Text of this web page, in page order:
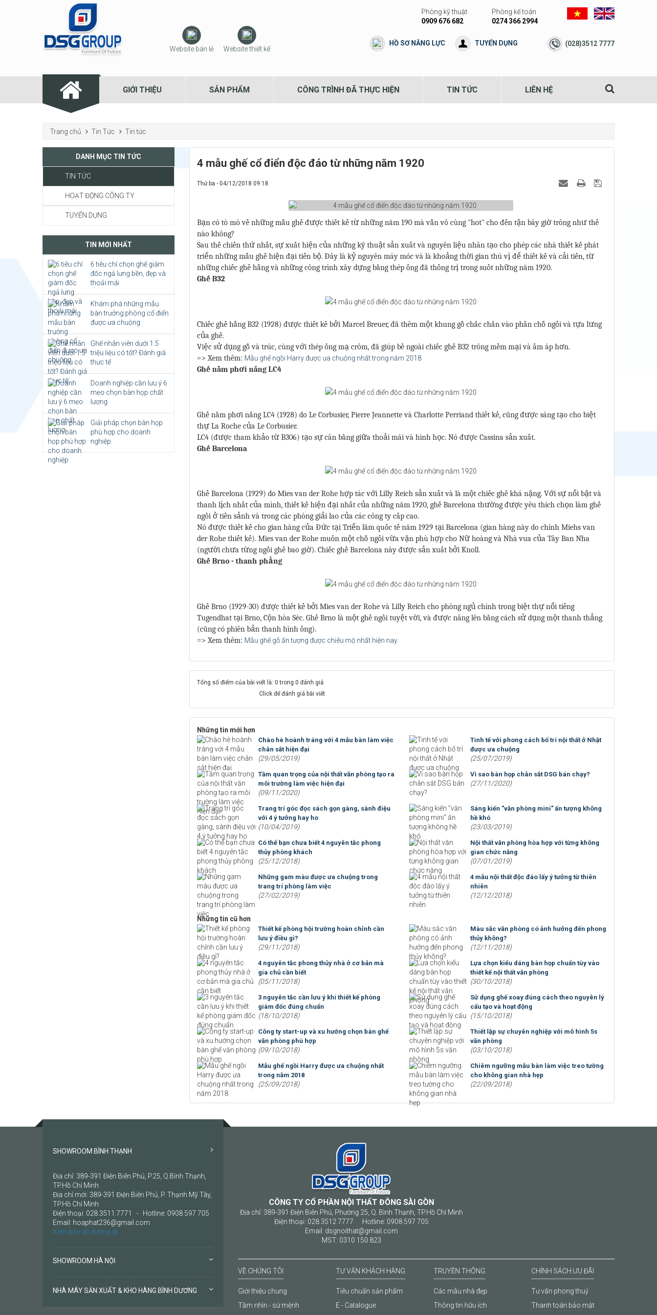
Phòng kỹ thuật
0909 676 682
Phòng kế toán
0274 366 2994
(028)3512 7777
HỒ SƠ NĂNG LỰC TUYỂN DỤNG
Website bán lẻ Website thiết kế
GIỚI THIỆU SẢN PHẨM CÔNG TRÌNH ĐÃ THỰC HIỆN TIN TỨC LIÊN HỆ
Trang chủ Tin Tức Tin tức
4 mẫu ghế cổ điển độc đáo từ những năm 1920
Thứ ba - 04/12/2018 09:18
Bạn có tò mò về những mẫu ghế được thiết kế từ những năm 190 mà vẫn vô cùng "hot" cho đến tận bây giờ trông như thế
nào không?
Sau thế chiến thứ nhất, sự xuất hiện của những kỹ thuật sản xuất và nguyên liệu nhân tạo cho phép các nhà thiết kế phát
triển những mẫu ghế hiện đại tiến bộ. Đây là kỷ nguyên máy móc và là khoảng thời gian thú vị để thiết kế và cải tiến, từ
những chiếc ghế hẫng và những công trình xây dựng bằng thép ống đã thống trị trong suốt những năm 1920.
Ghế B32
Chiếc ghế hẫng B32 (1928) được thiết kế bởi Marcel Breuer, đã thêm một khung gỗ chắc chắn vào phần chỗ ngồi và tựa lưng
của ghế.
Việc sử dụng gỗ và trúc, cùng với thép ống mạ crôm, đã giúp bề ngoài chiếc ghế B32 trông mềm mại và ấm áp hơn.
=> Xem thêm: Mẫu ghế ngồi Harry được ưa chuộng nhất trong năm 2018
Ghế nằm phơi nắng LC4
Ghế nằm phơi nắng LC4 (1928) do Le Corbusier, Pierre Jeannette và Charlotte Perriand thiết kế, cũng được sáng tạo cho biệt
thự La Roche của Le Corbusier.
LC4 (được tham khảo từ B306) tạo sự cân bằng giữa thoải mái và hình học. Nó được Cassina sản xuất.
Ghế Barcelona
Ghế Barcelona (1929) do Mies van der Rohe hợp tác với Lilly Reich sản xuất và là một chiếc ghế khá nặng. Với sự nổi bật và
thanh lịch nhất của mình, thiết kế hiện đại nhất của những năm 1920, ghế Barcelona thường được yêu thích chọn làm ghế
ngồi ở tiền sảnh và trong các phòng giải lao của các công ty cấp cao.
Nó được thiết kế cho gian hàng của Đức tại Triển lãm quốc tế năm 1929 tại Barcelona (gian hàng này do chính Miehs van
der Rohe thiết kế). Mies van der Rohe muốn một chỗ ngồi vừa vặn phù hợp cho Nữ hoàng và Nhà vua của Tây Ban Nha
(người chưa từng ngồi ghế bao giờ). Chiếc ghế Barcelona này được sản xuất bởi Knoll.
Ghế Brno - thanh phẳng
Ghế Brno (1929-30) được thiết kế bởi Mies van der Rohe và Lilly Reich cho phòng ngủ chính trong biệt thự nổi tiếng
Tugendhat tại Brno, Cộn hòa Séc. Ghế Brno là một ghế ngồi tuyệt vời, và được nâng lên bằng cách sử dụng một thanh thẳng
(cũng có phiên bản thanh hình ống).
=> Xem thêm: Mẫu ghế gỗ ấn tượng được chiêu mộ nhất hiện nay
Tổng số điểm của bài viết là: 0 trong 0 đánh giá
Click để đánh giá bài viết
Những tin mới hơn
Chào hè hoành tráng với 4 mẫu bàn làm việc
chân sắt hiện đại
(29/05/2019)
Tinh tế với phong cách bố trí nội thất ở Nhật
được ưa chuộng
(25/07/2019)
Tầm quan trọng của nội thất văn phòng tạo ra
môi trường làm việc hiện đại
(09/11/2020)
Vì sao bàn họp chân sắt DSG bán chạy?
(27/11/2020)
Trang trí góc đọc sách gọn gàng, sành điệu
với 4 ý tưởng hay ho
(10/04/2019)
Sáng kiến "văn phòng mini" ấn tượng không
hề khó
(23/03/2019)
Có thể bạn chưa biết 4 nguyên tắc phong
thủy phòng khách
(25/12/2018)
Nội thất văn phòng hòa hợp với từng không
gian chức năng
(07/01/2019)
Những gam màu được ưa chuộng trong
trang trí phòng làm việc
(27/02/2019)
4 mẫu nội thất độc đáo lấy ý tưởng từ thiên
nhiên
(12/12/2018)
Những tin cũ hơn
Thiết kế phòng hội trường hoàn chỉnh cần
lưu ý điều gì?
(29/11/2018)
Màu sắc văn phòng có ảnh hưởng đến phong
thủy không?
(12/11/2018)
4 nguyên tắc phong thủy nhà ở cơ bản mà
gia chủ cần biết
(05/11/2018)
Lựa chọn kiểu dáng bàn họp chuẩn tùy vào
thiết kế nội thất văn phòng
(30/10/2018)
3 nguyên tắc cần lưu ý khi thiết kế phòng
giám đốc đúng chuẩn
(18/10/2018)
Sử dụng ghế xoay đúng cách theo nguyên lý
cấu tạo và hoạt động
(15/10/2018)
Công ty start-up và xu hướng chọn bàn ghế
văn phòng phù hợp
(09/10/2018)
Thiết lập sự chuyên nghiệp với mô hình 5s
văn phòng
(03/10/2018)
Mẫu ghế ngồi Harry được ưa chuộng nhất
trong năm 2018
(25/09/2018)
Chiêm ngưỡng mẫu bàn làm việc treo tường
cho không gian nhà hẹp
(22/09/2018)
DANH MỤC TIN TỨC
TIN TỨC
HOẠT ĐỘNG CÔNG TY
TUYỂN DỤNG
TIN MỚI NHẤT
6 tiêu chí chọn ghế giám
đốc ngả lưng bền, đẹp và
thoải mái
Khám phá những mẫu
bàn trưởng phòng cổ điển
được ưa chuộng
Ghế nhân viên dưới 1.5
triệu liệu có tốt? Đánh giá
thực tế
Doanh nghiệp cần lưu ý 6
mẹo chọn bàn họp chất
lượng
Giải pháp chọn bàn họp
phù hợp cho doanh
nghiệp
SHOWROOM BÌNH THẠNH
Địa chỉ: 389-391 Điện Biên Phủ, P.25, Q.Bình Thạnh,
TP.Hồ Chí Minh
Địa chỉ mới: 389-391 Điện Biên Phủ, P. Thạnh Mỹ Tây,
TP.Hồ Chí Minh
Điện thoại: 028.3511.7771 - Hotline: 0908 597 705
Email: hoaphat236@gmail.com
Xem bản đồ đường đi
SHOWROOM HÀ NỘI
NHÀ MÁY SẢN XUẤT & KHO HÀNG BÌNH DƯƠNG
CÔNG TY CỔ PHẦN NỘI THẤT ĐÔNG SÀI GÒN
Địa chỉ: 389-391 Điện Biên Phủ, Phường 25, Q. Bình Thạnh, TP.Hồ Chí Minh
Điện thoại: 028.3512 7777 Hotline: 0908 597 705
Email: dsgnoithat@gmail.com
MST: 0310 150 823
VỀ CHÚNG TÔI
Giới thiệu chung
Tầm nhìn - sứ mệnh
TƯ VẤN KHÁCH HÀNG
Tiêu chuẩn sản phẩm
E - Catalogue
TRUYỀN THÔNG
Các mẫu nhà đẹp
Thông tin hữu ích
CHÍNH SÁCH ƯU ĐÃI
Tư vấn phong thuỷ
Thanh toán bảo mật